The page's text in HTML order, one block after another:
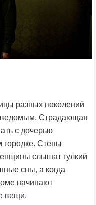
разных поколений
Страдающая
с дочерью
городке. Стены
слышат гулкий
сны, а когда
начинают
вещи.